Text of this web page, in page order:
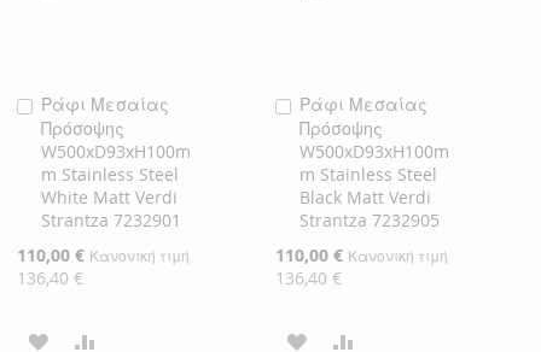
Ράφι Μεσαίας
Πρόσοψης
W500xD93xH100m
m Stainless Steel
White Matt Verdi
Strantza 7232901
Ειδική
Τιμή
110,00 € Κανονική τιμή
136,40 €
Προσθήκη
στο
Καλάθι
ΠΡΟΣΘΉΚΗ
Ράφι Μεσαίας
Πρόσοψης
W500xD93xH100m
m Stainless Steel
Black Matt Verdi
Strantza 7232905
Ειδική
Τιμή
110,00 € Κανονική τιμή
136,40 €
Προσθήκη
στο
Καλάθι
ΠΡΟΣΘΉΚΗ